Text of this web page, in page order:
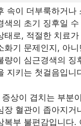
속이 더부룩하거
색의 초기 징후일
태로, 적절한 치료
화기 문제인지, 아
량이 심근경색의
지키는 첫걸음입니
상이 겹치는 부분
장 혈관이 좁아지
복부 불편감입니다